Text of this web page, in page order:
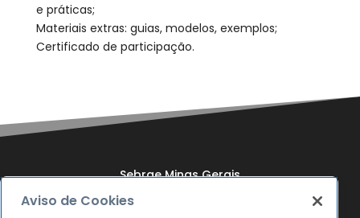
e práticas;
Materiais extras: guias, modelos, exemplos;
Certificado de participação.
Sebrae Minas Gerais
Aviso de Cookies